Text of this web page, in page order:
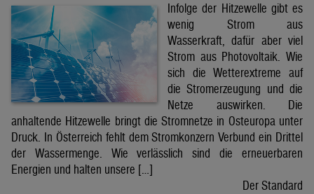
Infolge der Hitzewelle gibt es
wenig Strom aus
Wasserkraft, dafür aber viel
Strom aus Photovoltaik. Wie
sich die Wetterextreme auf
die Stromerzeugung und die
Netze auswirken. Die
anhaltende Hitzewelle bringt die Stromnetze in Osteuropa unter
Druck. In Österreich fehlt dem Stromkonzern Verbund ein Drittel
der Wassermenge. Wie verlässlich sind die erneuerbaren
Energien und halten unsere […]
Der Standard